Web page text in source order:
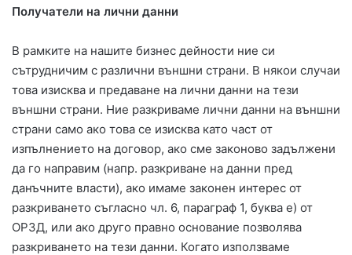
Получатели на лични данни
В рамките на нашите бизнес дейности ние си
сътрудничим с различни външни страни. В някои случаи
това изисква и предаване на лични данни на тези
външни страни. Ние разкриваме лични данни на външни
страни само ако това се изисква като част от
изпълнението на договор, ако сме законово задължени
да го направим (напр. разкриване на данни пред
данъчните власти), ако имаме законен интерес от
разкриването съгласно чл. 6, параграф 1, буква е) от
ОРЗД, или ако друго правно основание позволява
разкриването на тези данни. Когато използваме